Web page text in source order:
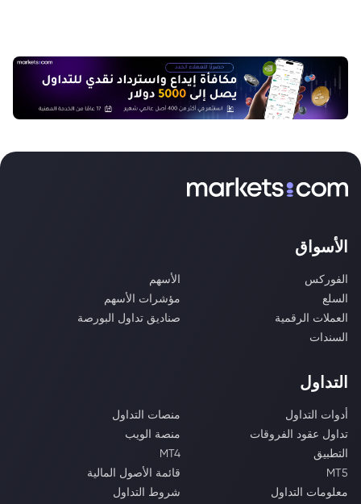
الأسواق
الفوركس
الأسهم
السلع
مؤشرات الأسهم
العملات الرقمية
صناديق تداول البورصة
السندات
التداول
أدوات التداول
منصات التداول
تداول عقود الفروقات
منصة الويب
التطبيق
MT4
MT5
قائمة الأصول المالية
معلومات التداول
شروط التداول